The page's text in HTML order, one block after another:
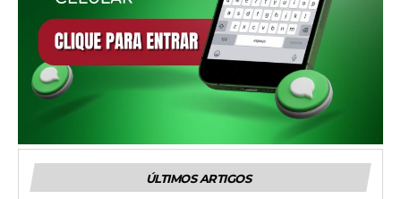
ÚLTIMOS ARTIGOS